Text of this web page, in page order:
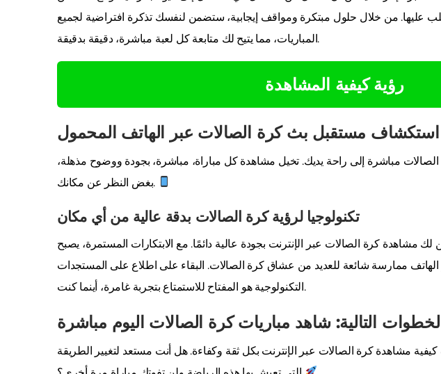
عليها. من خلال حلول مبتكرة ومواقف إيجابية، ستضمن لنفسك تذكرة افتراضية لجميع
المباريات، مما يتيح لك متابعة كل لعبة مباشرة، دقيقة بدقيقة.
رؤية كيفية المشاهدة
استكشاف مستقبل بث كرة الصالات عبر الهاتف المحمول
مباشرة إلى راحة يديك. تخيل مشاهدة كل مباراة، مباشرة، بجودة ووضوح مذهلة،
بغض النظر عن مكانك.
تكنولوجيا لرؤية كرة الصالات بدقة عالية من أي مكان
مشاهدة كرة الصالات عبر الإنترنت بجودة عالية دائمًا. مع الابتكارات المستمرة، يصبح
ممارسة شائعة للعديد من عشاق كرة الصالات. البقاء على اطلاع على المستجدات
التكنولوجية هو المفتاح للاستمتاع بتجربة غامرة، أينما كنت.
الخطوات التالية: شاهد مباريات كرة الصالات اليوم مباشرة
مشاهدة كرة الصالات عبر الإنترنت بكل ثقة وكفاءة. هل أنت مستعد لتغيير الطريقة